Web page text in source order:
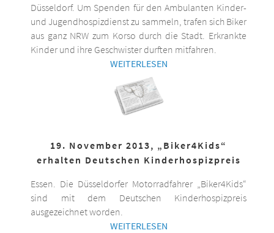
Düsseldorf. Um Spenden für den Ambulanten Kinder-
und Jugendhospizdienst zu sammeln, trafen sich Biker
aus ganz NRW zum Korso durch die Stadt. Erkrankte
Kinder und ihre Geschwister durften mitfahren.
WEITERLESEN
19. November 2013, „Biker4Kids“
erhalten Deutschen Kinderhospizpreis
Essen. Die Düsseldorfer Motorradfahrer „Biker4Kids“
sind mit dem Deutschen Kinderhospizpreis
ausgezeichnet worden.
WEITERLESEN